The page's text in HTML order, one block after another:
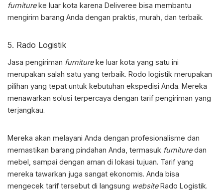
furnitureke luar kota karena Deliveree bisa membantu
mengirim barang Anda dengan praktis, murah, dan terbaik.
5. Rado Logistik
Jasa pengiriman furnitureke luar kota yang satu ini
merupakan salah satu yang terbaik. Rodo logistik merupakan
pilihan yang tepat untuk kebutuhan ekspedisi Anda. Mereka
menawarkan solusi terpercaya dengan tarif pengiriman yang
terjangkau.
Mereka akan melayani Anda dengan profesionalisme dan
memastikan barang pindahan Anda, termasuk furnituredan
mebel, sampai dengan aman di lokasi tujuan. Tarif yang
mereka tawarkan juga sangat ekonomis. Anda bisa
mengecek tarif tersebut di langsung websiteRado Logistik.